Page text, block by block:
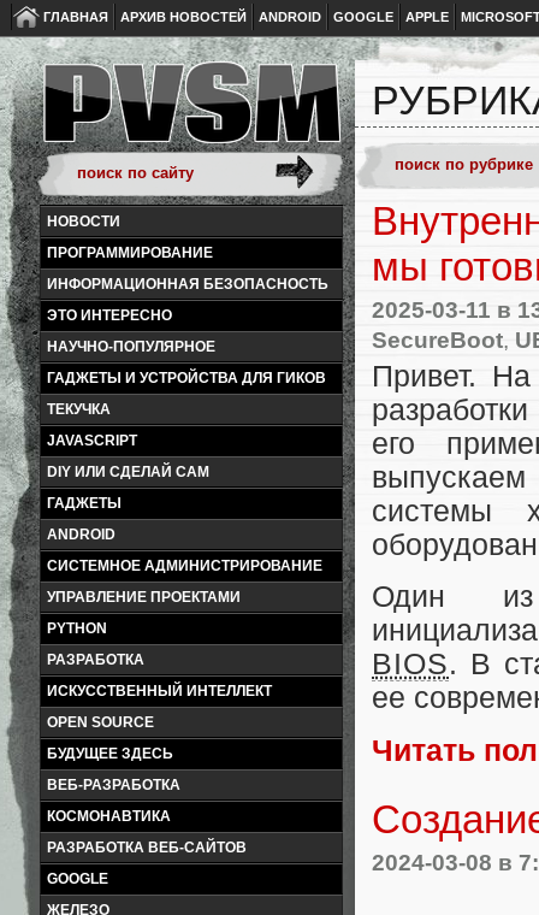
ГЛАВНАЯ АРХИВ НОВОСТЕЙ ANDROID GOOGLE APPLE
НОВОСТИ
ПРОГРАММИРОВАНИЕ
ИНФОРМАЦИОННАЯ БЕЗОПАСНОСТЬ
ЭТО ИНТЕРЕСНО
НАУЧНО-ПОПУЛЯРНОЕ
ГАДЖЕТЫ И УСТРОЙСТВА ДЛЯ ГИКОВ
ТЕКУЧКА
JAVASCRIPT
DIY ИЛИ СДЕЛАЙ САМ
ГАДЖЕТЫ
ANDROID
СИСТЕМНОЕ АДМИНИСТРИРОВАНИЕ
УПРАВЛЕНИЕ ПРОЕКТАМИ
PYTHON
РАЗРАБОТКА
ИСКУССТВЕННЫЙ ИНТЕЛЛЕКТ
OPEN SOURCE
БУДУЩЕЕ ЗДЕСЬ
ВЕБ-РАЗРАБОТКА
КОСМОНАВТИКА
РАЗРАБОТКА ВЕБ-САЙТОВ
GOOGLE
ЖЕЛЕЗО
мы
2025-03-11 в
SecureBoot,
Привет.
его
системы
Один из
BIOS. В
ее
Читать
2024-03-08 в